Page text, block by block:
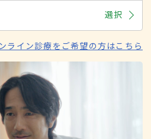
選択
ライン診療をご希望の方はこちら